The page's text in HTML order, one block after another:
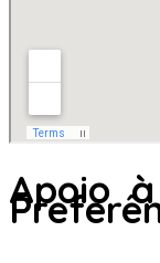
Apoio